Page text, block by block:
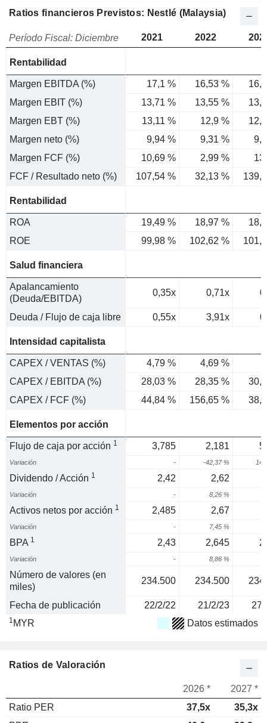
Ratios financieros Previstos: Nestlé (Malaysia)
Período Fiscal: Diciembre 2021 2022
Rentabilidad
Margen EBITDA (%) 17,1 % 16,53 %
Margen EBIT (%)
13,71 % 13,55 %
Margen EBT (%)
13,11 % 12,9 %
Margen neto (%)
9,94 % 9,31 %
Margen FCF (%)
10,69 % 2,99 %
FCF / Resultado neto (%)
107,54 % 32,13 %
Rentabilidad
ROA 19,49 % 18,97 %
ROE
99,98 % 102,62 %
Salud financiera
Apalancamiento
(Deuda/EBITDA)
0,35x 0,71x
Deuda / Flujo de caja libre 0,55x 3,91x
Intensidad capitalista
CAPEX / VENTAS (%) 4,79 %
4,69 %
CAPEX / EBITDA (%)
28,03 % 28,35 %
CAPEX / FCF (%)
44,84 % 156,65 %
Elementos por acción
Flujo de caja por acción 1 3,785 2,181
Variación - -42,37 %
Dividendo / Acción 1 2,42 2,62
Variación - 8,26 %
Activos netos por acción 1 2,485 2,67
Variación - 7,45 %
BPA 1 2,43 2,645
Variación - 8,86 %
Número de valores (en
miles)
234.500 234.500
Fecha de publicación 22/2/22 21/2/23 27/
1 MYR Datos estimados
Ratios de Valoración
2026 *
2027 *
Ratio PER
37,5x
35,3x